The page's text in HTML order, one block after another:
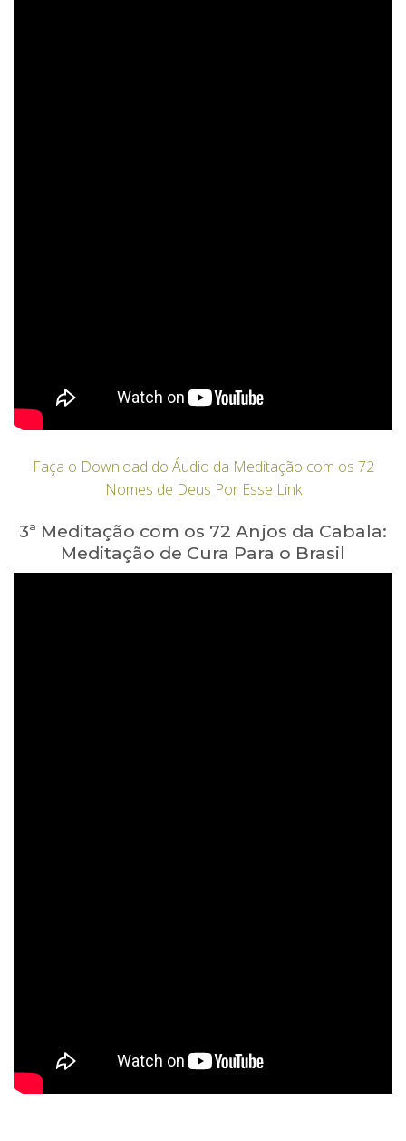
Faça o Download do Áudio da Meditação com os 72
Nomes de Deus Por Esse Link
3ª Meditação com os 72 Anjos da Cabala:
Meditação de Cura Para o Brasil